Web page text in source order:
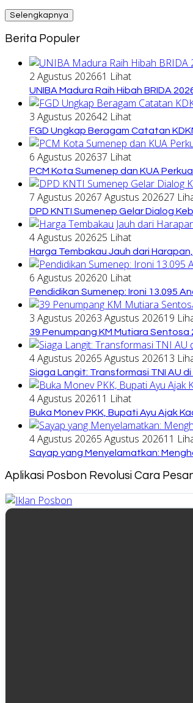
Selengkapnya
Berita Populer
2 Agustus 202661 Lihat
UNIBA Madura Raih Hibah BRIDA
3 Agustus 202642 Lihat
FGD Ungkap Beragam Catatan
6 Agustus 202637 Lihat
PCM Kota Sumenep dan KUA
7 Agustus 20267 Agustus 202627
DPD KNTI Sumenep Gelar Dialog
4 Agustus 202625 Lihat
Harga Tembakau Jauh dari
6 Agustus 202620 Lihat
Pendidikan Sumenep: Ironi 13.095
3 Agustus 20263 Agustus 202619
39 Penumpang KM Mutiara
4 Agustus 20265 Agustus 202613
Siaga Langit: Transformasi TNI AU
4 Agustus 202611 Lihat
Buka Monev PKK, Bupati Ayu Ajak
4 Agustus 20265 Agustus 202611
Sayap yang Menyelamatkan:
Aplikasi Posbon Revolusi Cara